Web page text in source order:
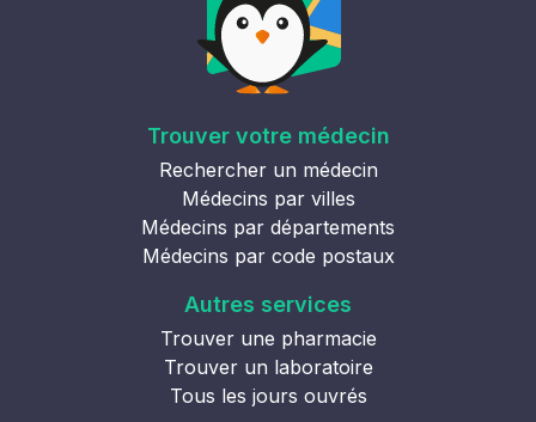
Trouver votre médecin
Rechercher un médecin
Médecins par villes
Médecins par départements
Médecins par code postaux
Autres services
Trouver une pharmacie
Trouver un laboratoire
Tous les jours ouvrés